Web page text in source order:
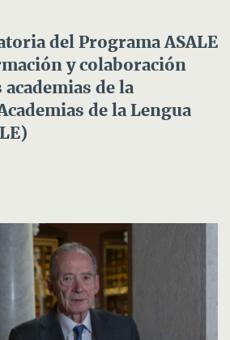
del Programa ASALE
y colaboración
de la
de la Lengua